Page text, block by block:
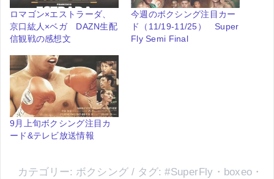
ロマゴン×エストラーダ、
京口紘人×ベガ DAZN生配
信観戦の感想文
今週のボクシング注目カー
ド（11/19-11/25） Super
Fly Semi Final
9月上旬ボクシング注目カ
ード&テレビ放送情報
カテゴリー: ボクシング タグ:#SuperFly ・ boxeo ・